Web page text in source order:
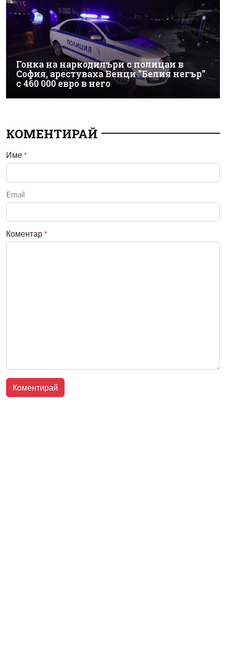
Гонка на наркодилъри с полицаи в
София, арестуваха Венци "Белия негър"
с 460 000 евро в него
КОМЕНТИРАЙ
Име *
Email
Коментар *